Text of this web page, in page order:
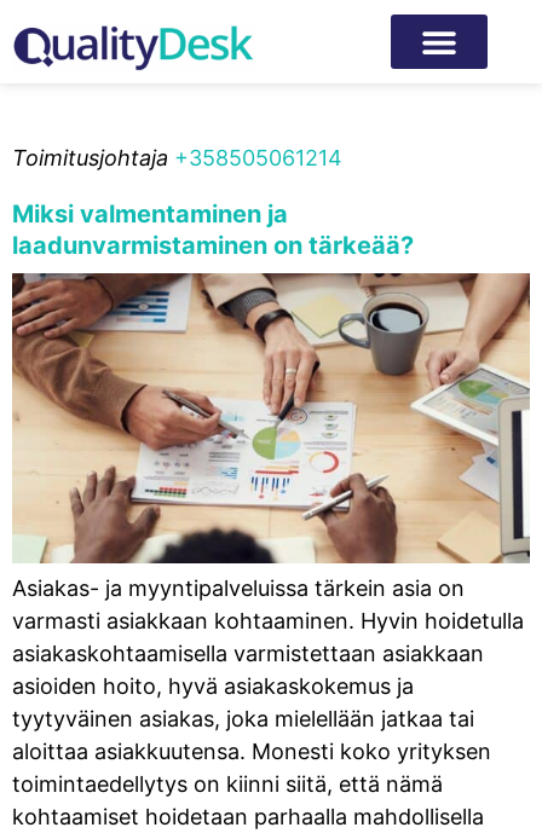
Toimitusjohtaja +358505061214
Miksi valmentaminen ja
laadunvarmistaminen on tärkeää?
Asiakas- ja myyntipalveluissa tärkein asia on
varmasti asiakkaan kohtaaminen. Hyvin hoidetulla
asiakaskohtaamisella varmistettaan asiakkaan
asioiden hoito, hyvä asiakaskokemus ja
tyytyväinen asiakas, joka mielellään jatkaa tai
aloittaa asiakkuutensa. Monesti koko yrityksen
toimintaedellytys on kiinni siitä, että nämä
kohtaamiset hoidetaan parhaalla mahdollisella